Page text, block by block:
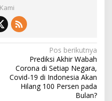
Pos berikutnya
Prediksi Akhir Wabah
Corona di Setiap Negara,
Covid-19 di Indonesia Akan
Hilang 100 Persen pada
Bulan?